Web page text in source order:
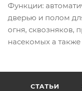
Функции:
дверью и полом
огня, сквозняков,
насекомых а
СТАТЬИ